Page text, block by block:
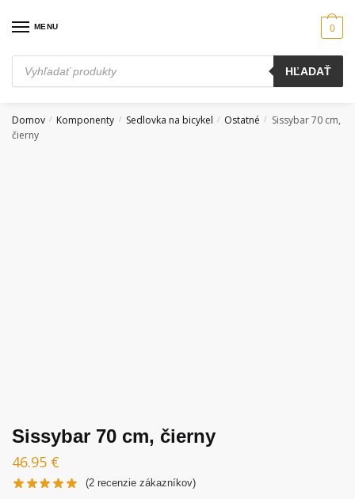
MENU
Products
search
HĽADAŤ
0
Domov / Komponenty / Sedlovka na bicykel / Ostatné /
Sissybar 70 cm,
čierny
Sissybar 70 cm, čierny
46.95 €
(2 recenzie zákazníkov)